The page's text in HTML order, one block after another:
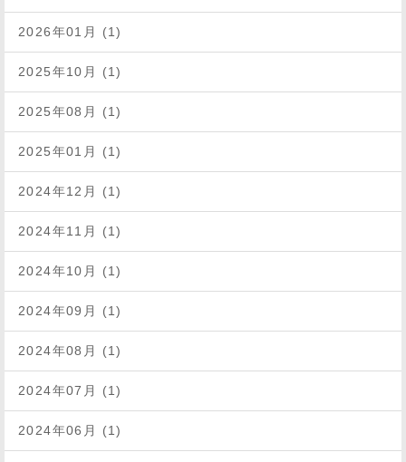
2026年01月 (1)
2025年10月 (1)
2025年08月 (1)
2025年01月 (1)
2024年12月 (1)
2024年11月 (1)
2024年10月 (1)
2024年09月 (1)
2024年08月 (1)
2024年07月 (1)
2024年06月 (1)